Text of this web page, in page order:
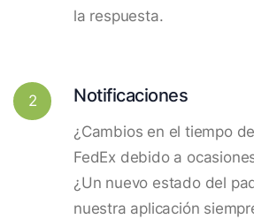
la respuesta.
2 Notificaciones
¿Cambios en el tiempo
FedEx debido a
¿Un nuevo estado del
nuestra aplicación